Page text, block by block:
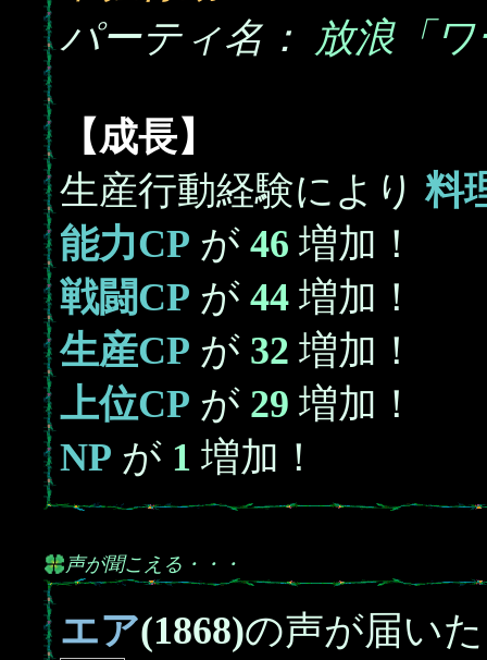
パーティ名：
放浪「
【成長】
生産行動経験により 料
能力CP が 46 増加！
戦闘CP が 44 増加！
生産CP が 32 増加！
上位CP が 29 増加！
NP が 1 増加！
声が聞こえる・・・
エア(1868)の声が届い